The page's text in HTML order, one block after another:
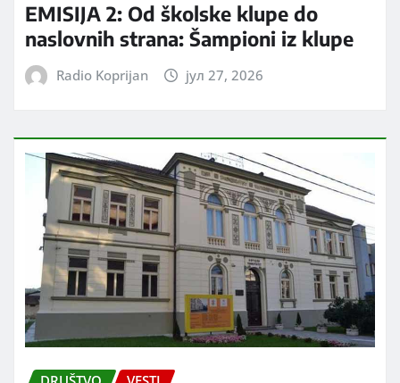
EMISIJA 2: Od školske klupe do
naslovnih strana: Šampioni iz klupe
Radio Koprijan јул 27, 2026